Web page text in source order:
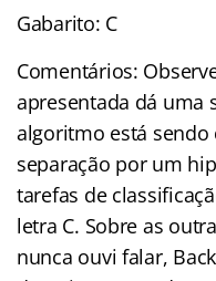
Gabarito: C
Comentários:
apresentada dá uma
algoritmo está
separação por um
tarefas de
letra C. Sobre as
nunca ouvi falar,